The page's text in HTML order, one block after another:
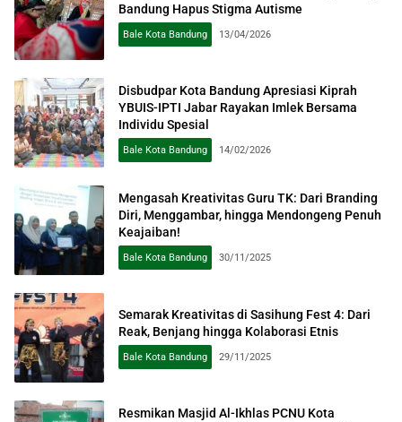
Bandung Hapus Stigma Autisme
Bale Kota Bandung 13/04/2026
Disbudpar Kota Bandung Apresiasi Kiprah
YBUIS-IPTI Jabar Rayakan Imlek Bersama
Individu Spesial
Bale Kota Bandung 14/02/2026
Mengasah Kreativitas Guru TK: Dari Branding
Diri, Menggambar, hingga Mendongeng Penuh
Keajaiban!
Bale Kota Bandung 30/11/2025
Semarak Kreativitas di Sasihung Fest 4: Dari
Reak, Benjang hingga Kolaborasi Etnis
Bale Kota Bandung 29/11/2025
Resmikan Masjid Al-Ikhlas PCNU Kota